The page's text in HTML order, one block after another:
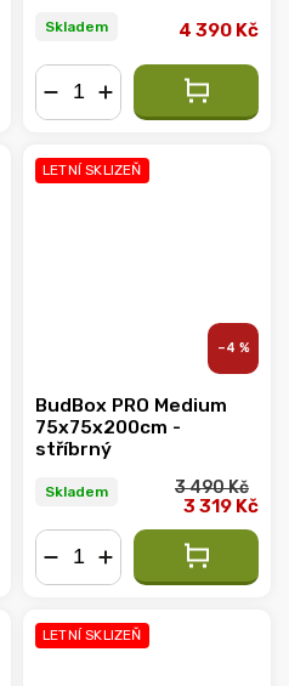
Skladem 4 390 Kč
LETNÍ SKLIZEŇ
–4 %
BudBox PRO Medium
75x75x200cm -
stříbrný
Skladem 3 490 Kč
3 319 Kč
LETNÍ SKLIZEŇ